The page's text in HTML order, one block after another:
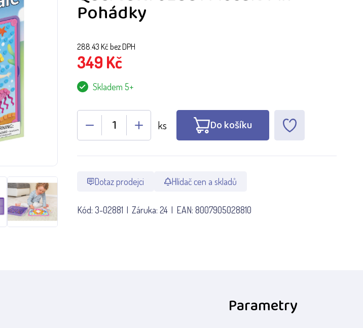
Pohádky
288.43 Kč bez DPH
349 Kč
Skladem 5+
ks Do košíku
Dotaz prodejci Hlídač cen a skladů
Kód: 3-02881 Záruka: 24 EAN: 8007905028810
Parametry